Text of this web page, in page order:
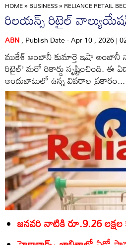
HOME»BUSINESS»RELIANCE RETAIL
రిలయన్స్‌ రిటైల్‌
ABN, Publish Date - Apr 10 , 2026 |
ముకేశ్‌ అంబానీ కుమార్తె ఇషా
రిటైల్‌’ మరో రికార్డు సృష్టించింది. ఈ
అందుబాటులో ఉన్న వివరాల ప్రకారం...
జనవరి నాటికి రూ.9.26 లక్షల